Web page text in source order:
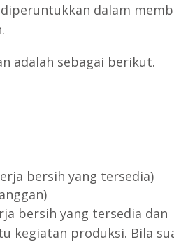
dalam
adalah sebagai berikut.
bersih yang tersedia)
bersih yang tersedia dan
kegiatan produksi. Bila